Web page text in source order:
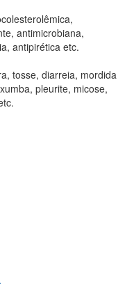
antimicrobiana,
antipirética etc.
tosse, diarreia, mordida
pleurite, micose,